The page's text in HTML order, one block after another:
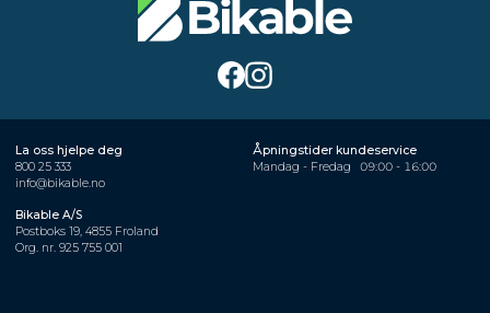
La oss hjelpe deg
800 25 333
info@bikable.no
Åpningstider kundeservice
Mandag - Fredag
09:00 - 16:00
Bikable A/S
Postboks 19, 4855 Froland
Org. nr. 925 755 001